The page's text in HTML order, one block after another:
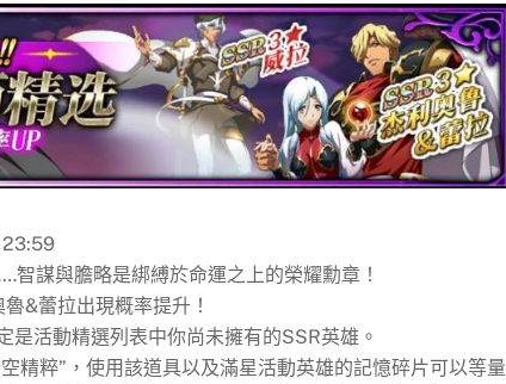
謀與膽略是綁縛於命運之上的榮耀勳章！
&蕾拉出現概率提升！
活動精選列表中你尚未擁有的SSR英雄。
精粹”，使用該道具以及滿星活動英雄的記憶碎片可以等量